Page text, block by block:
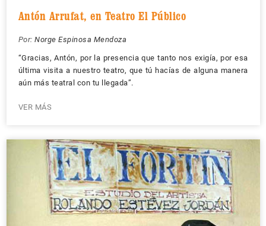
Antón Arrufat, en Teatro El Público
Por: Norge Espinosa Mendoza
“Gracias, Antón, por la presencia que tanto nos exigía, por esa
última visita a nuestro teatro, que tú hacías de alguna manera
aún más teatral con tu llegada”.
VER MÁS